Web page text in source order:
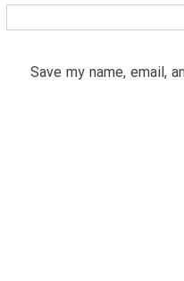
Save my name, email,